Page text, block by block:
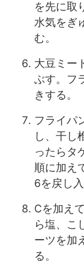
を先に取
水気をぎ
む。
大豆ミー
ぶす。フ
きする。
フライパ
し、干し
ったらタ
順に加え
6を戻し入
Cを加え
ら塩、こ
ーツを加
る。